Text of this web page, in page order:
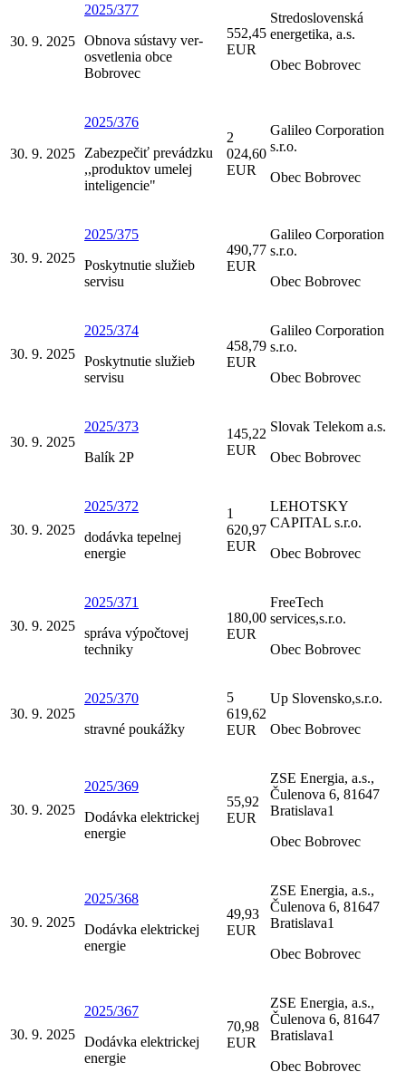
30. 9. 2025
2025/377
Obnova sústavy ver-
osvetlenia obce
Bobrovec
552,45
EUR
Stredoslovenská
energetika, a.s.
Obec Bobrovec
30. 9. 2025
2025/376
Zabezpečiť prevádzku
,,produktov umelej
inteligencie"
2
024,60
EUR
Galileo Corporation
s.r.o.
Obec Bobrovec
30. 9. 2025
2025/375
Poskytnutie služieb
servisu
490,77
EUR
Galileo Corporation
s.r.o.
Obec Bobrovec
30. 9. 2025
2025/374
Poskytnutie služieb
servisu
458,79
EUR
Galileo Corporation
s.r.o.
Obec Bobrovec
30. 9. 2025
2025/373
Balík 2P
145,22
EUR
Slovak Telekom a.s.
Obec Bobrovec
30. 9. 2025
2025/372
dodávka tepelnej
energie
1
620,97
EUR
LEHOTSKY
CAPITAL s.r.o.
Obec Bobrovec
30. 9. 2025
2025/371
správa výpočtovej
techniky
180,00
EUR
FreeTech
services,s.r.o.
Obec Bobrovec
30. 9. 2025
2025/370
stravné poukážky
5
619,62
EUR
Up Slovensko,s.r.o.
Obec Bobrovec
30. 9. 2025
2025/369
Dodávka elektrickej
energie
55,92
EUR
ZSE Energia, a.s.,
Čulenova 6, 81647
Bratislava1
Obec Bobrovec
30. 9. 2025
2025/368
Dodávka elektrickej
energie
49,93
EUR
ZSE Energia, a.s.,
Čulenova 6, 81647
Bratislava1
Obec Bobrovec
30. 9. 2025
2025/367
Dodávka elektrickej
energie
70,98
EUR
ZSE Energia, a.s.,
Čulenova 6, 81647
Bratislava1
Obec Bobrovec